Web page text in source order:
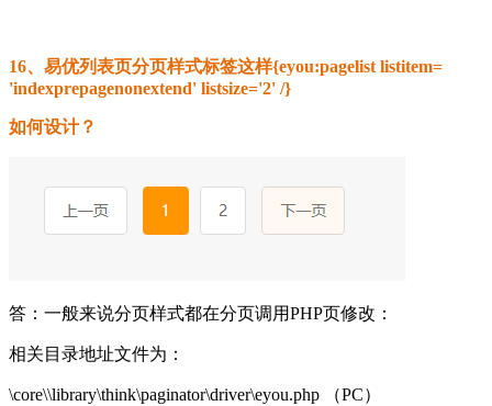
16、易优列表页分页样式标签这样{eyou:pagelist listitem=
'indexprepagenonextend' listsize='2' /}
如何设计？
答：一般来说分页样式都在分页调用PHP页修改：
相关目录地址文件为：
\core\\library\think\paginator\driver\eyou.php （PC）